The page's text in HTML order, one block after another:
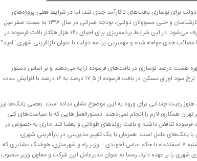
دولت برای نوسازی بافت‌های ناکارآمد جدی‌ شد، اما در شرایط فعلی پروژه‌های
دولتی دچار فقر بودجه‌ای شده‌اند. بنا به اذعان برخی کارشناسان و حتی مسوولان دولتی، بودجه‌ عمرانی در سال ۱۳۹۷ به سمت صفر میل
می‌کند؛ چرا که عمده مخارج دولت در نظام توزیعی صرف می‌شود. در این شرایط برنامه‌ریزی برای احیای ۱۴۰ هزار هکتار بافت فرسوده در
جدی مواجه شده و مهم‌ترین برنامه دولت با عنوان بازآفرینی شهری “امید”
هشت درصد نوسازی در بافت‌های فرسوده ارایه می‌دهند و بر اساس دستور
رییس جمهور قرار است به شش درصد برسد. همچنین نرخ سود اوراق مسکن در بافت فرسوده از ۱۷.۵ درصد به ۱۶ درصد با افزایش مدت
رغبت چندانی برای ورود به این موضوع نشان نداده است. بعضی بانک‌ها نیز
تهران همکاری لازم را انجام نمی‌دهند. دستورالعمل‌هایی که با سیاست‌های کلی
فرسوده تناقض داشته و باعث روندهای طولانی و بعضا کند اداری به خصوص در
عامل است. همزمان با یک تغییر مدیریتی در بازآفرینی شهری،
برنامه‌های نوسازی وارد فاز اجرایی شده است. روز دوشنبه ۷ اسفندماه با حکم عباس آخوندی – وزیر راه و شهرسازی، هوشنگ عشایری که
شهری را بر عهده دارد، رسما به عنوان مدیرعامل این شرکت و معاون وزیر منصوب